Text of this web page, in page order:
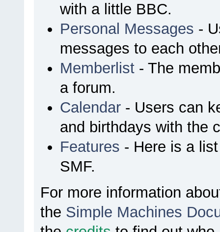
with a little BBC.
Personal Messages -
messages to each
Memberlist- The
a forum.
Calendar- Users can
and birthdays with the
Features - Here is a
SMF.
For more information
the Simple Machines